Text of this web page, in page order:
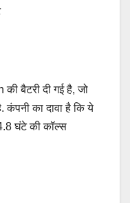
बैटरी दी गई है, जो
का दावा है कि ये
4.8 घंटे की कॉल्स